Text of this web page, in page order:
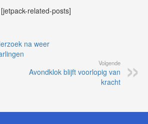
[jetpack-related-posts]
na weer
Volgende
Avondklok blijft voorlopig van
kracht